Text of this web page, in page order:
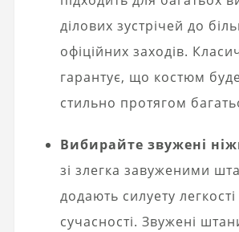
ділових зустрічей до
офіційних заходів.
гарантує, що костюм
стильно протягом
Вибирайте звужені
зі злегка завуженими
додають силуету легкості
сучасності. Звужені